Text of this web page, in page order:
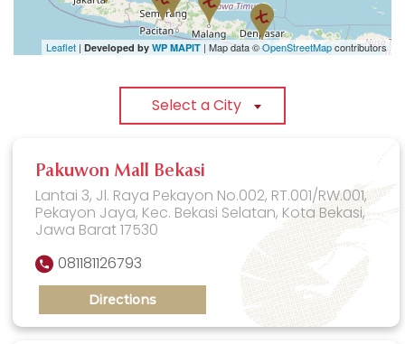
Leaflet| Developed by WP MAPIT| Map data ©OpenStreetMapcontributors
Select a City
Pakuwon Mall Bekasi
Lantai 3, Jl. Raya Pekayon No.002, RT.001/RW.001,
Pekayon Jaya, Kec. Bekasi Selatan, Kota Bekasi,
Jawa Barat 17530
081181126793
Directions